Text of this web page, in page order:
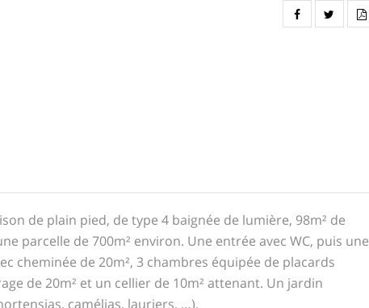
de plain pied, de type 4 baignée de lumière, 98m² de
parcelle de 700m² environ. Une entrée avec WC, puis une
cheminée de 20m², 3 chambres équipée de placards
de 20m² et un cellier de 10m² attenant. Un jardin
camélias, lauriers, …).